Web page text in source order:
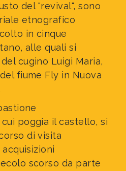
del "revival", sono
etnografico
in cinque
alle quali si
cugino Luigi Maria,
fiume Fly in Nuova
cui poggia il castello, si
di visita
scorso da parte